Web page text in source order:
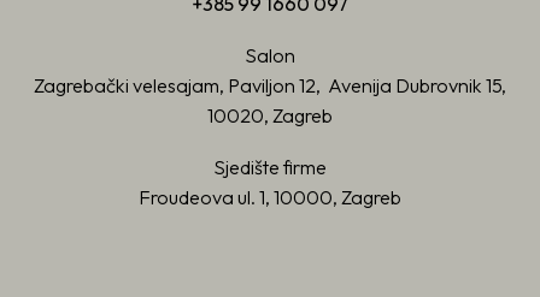
Salon
Zagrebački velesajam, Paviljon 12, Avenija Dubrovnik 15,
10020, Zagreb
Sjedište firme
Froudeova ul. 1, 10000, Zagreb